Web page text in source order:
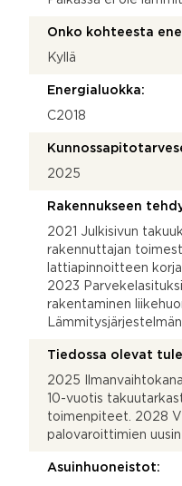
Onko kohteesta
Kyllä
Energialuokka:
C2018
2025
Rakennukseen
2021 Julkisivun
rakennuttajan
lattiapinnoitteen
2023
rakentaminen
Tiedossa olevat
2025
10-vuotis
toimenpiteet. 2028
palovaroittimien
Asuinhuoneistot: